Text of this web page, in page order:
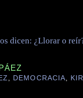
dicen: ¿Llorar o
, DEMOCRACIA,